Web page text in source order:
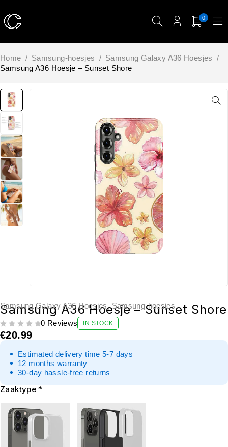
0
Home / Samsung-hoesjes / Samsung Galaxy A36 Hoesjes /
Samsung A36 Hoesje – Sunset Shore
Samsung Galaxy A36 Hoesjes,Samsung-hoesjes
Samsung A36 Hoesje – Sunset Shore
0 Reviews IN STOCK
€20.99
Estimated delivery time 5-7 days
12 months warranty
30-day hassle-free returns
Zaaktype *